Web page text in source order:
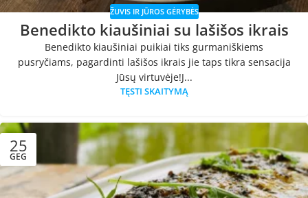
ŽUVIS IR JŪROS GĖRYBĖS
Benedikto kiaušiniai su lašišos ikrais
Benedikto kiaušiniai puikiai tiks gurmaniškiems
pusryčiams, pagardinti lašišos ikrais jie taps tikra sensacija
Jūsų virtuvėje!J...
TĘSTI SKAITYMĄ
25
GEG